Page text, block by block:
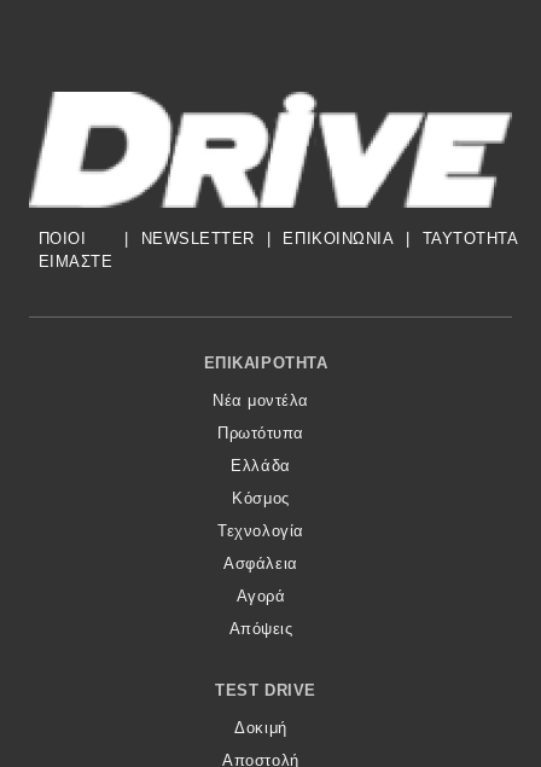
ΠΟΙΟΙ
ΕΙΜΑΣΤΕ
| NEWSLETTER | ΕΠΙΚΟΙΝΩΝΙΑ | TAYTOTHTA
Footer Menu
ΕΠΙΚΑΙΡΌΤΗΤΑ
Νέα μοντέλα
Πρωτότυπα
Ελλάδα
Κόσμος
Τεχνολογία
Ασφάλεια
Αγορά
Απόψεις
TEST DRIVE
Δοκιμή
Αποστολή